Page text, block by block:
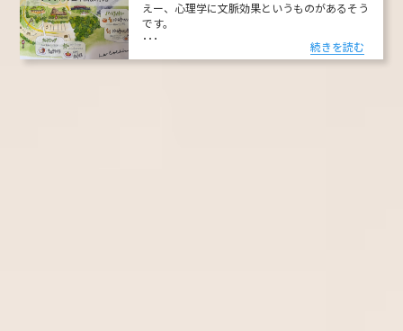
えー、心理学に文脈効果というものがあるそう
です。
･･･
続きを読む